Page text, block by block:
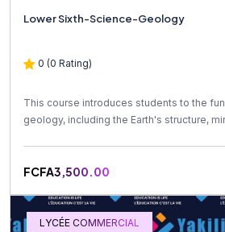
Lower Sixth-Science-Geology
0 (0 Rating)
This course introduces students to the
geology, including the Earth's structure,
FCFA3,500.00
LYCÉE COMMERCIAL